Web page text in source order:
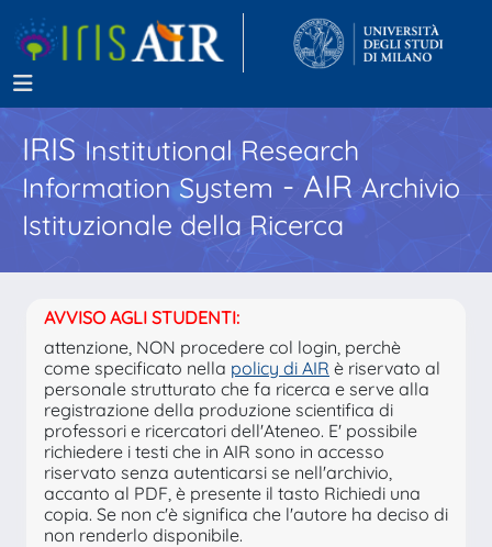
IRISInstitutional Research
Information System - AIR Archivio
Istituzionale della Ricerca
AVVISO AGLI STUDENTI:
attenzione, NON procedere col login, perchè
come specificato nella policy di AIR è riservato al
personale strutturato che fa ricerca e serve alla
registrazione della produzione scientifica di
professori e ricercatori dell'Ateneo. E' possibile
richiedere i testi che in AIR sono in accesso
riservato senza autenticarsi se nell'archivio,
accanto al PDF, è presente il tasto Richiedi una
copia. Se non c'è significa che l'autore ha deciso di
non renderlo disponibile.